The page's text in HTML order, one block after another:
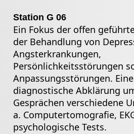
Station G 06
Ein Fokus der offen
der Behandlung von
Angsterkrankungen,
Persönlichkeitsstörungen
Anpassungsstörungen.
diagnostische Abklärung
Gesprächen verschiedene
a. Computertomografie,
psychologische Tests.